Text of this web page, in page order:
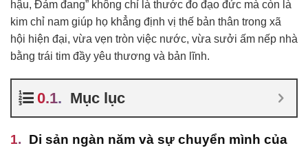
hậu, Đảm đang” không chỉ là thước đo đạo đức mà còn là
kim chỉ nam giúp họ khẳng định vị thế bản thân trong xã
hội hiện đại, vừa vẹn tròn việc nước, vừa sưởi ấm nếp nhà
bằng trái tim đầy yêu thương và bản lĩnh.
Mục lục
Di sản ngàn năm và sự chuyển mình của